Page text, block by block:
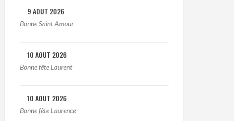
9 AOUT 2026
Bonne Saint Amour
10 AOUT 2026
Bonne fête Laurent
10 AOUT 2026
Bonne fête Laurence